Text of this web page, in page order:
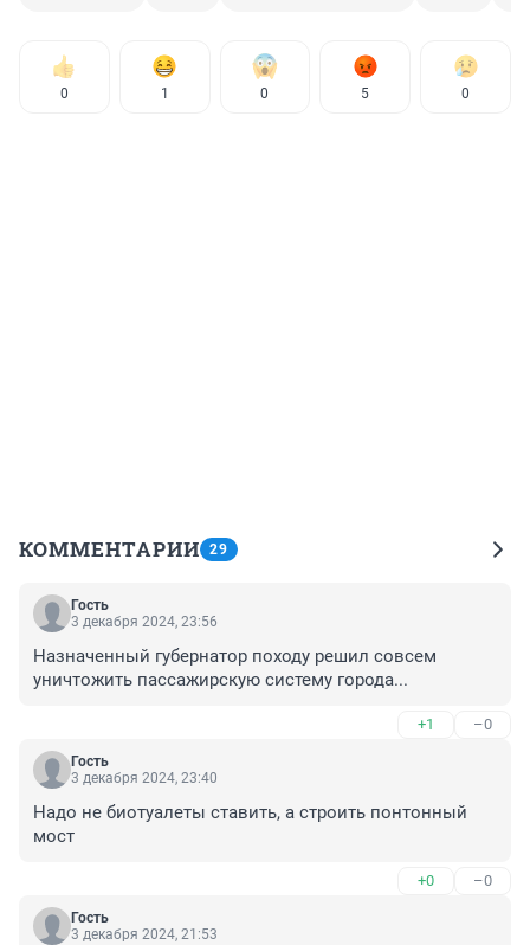
0 1 0 5 0
КОММЕНТАРИИ 29
Гость
3 декабря 2024, 23:56
Назначенный губернатор походу решил совсем
уничтожить пассажирскую систему города...
+1 –0
Гость
3 декабря 2024, 23:40
Надо не биотуалеты ставить, а строить понтонный
мост
+0 –0
Гость
3 декабря 2024, 21:53